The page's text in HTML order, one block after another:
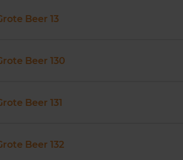
Beer 13
Beer 130
Beer 131
Beer 132